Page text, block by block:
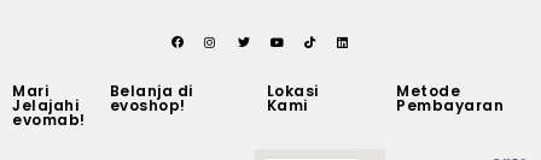
Mari
Jelajahi
evomab!
Belanja di
evoshop!
Lokasi
Kami
Metode
Pembayaran